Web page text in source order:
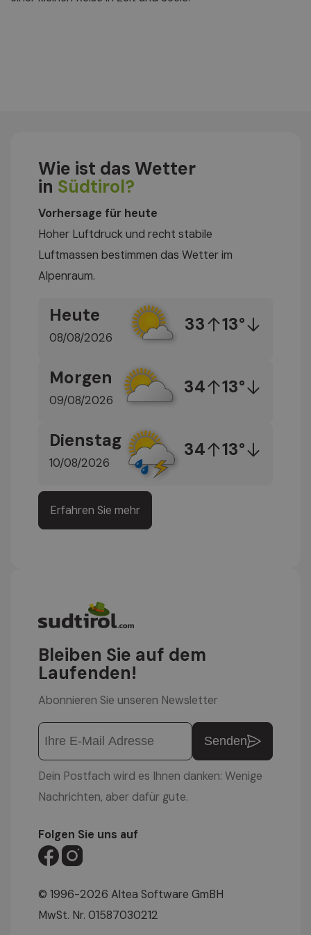
Wie ist das Wetter
in Südtirol?
Vorhersage für heute
Hoher Luftdruck und recht stabile
Luftmassen bestimmen das Wetter im
Alpenraum.
Heute
08/08/2026
33 13°
Morgen
09/08/2026
34 13°
Dienstag
10/08/2026
34 13°
Erfahren Sie mehr
Bleiben Sie auf dem
Laufenden!
Abonnieren Sie unseren Newsletter
Senden
Dein Postfach wird es Ihnen danken: Wenige
Nachrichten, aber dafür gute.
Folgen Sie uns auf
© 1996-2026 Altea Software GmBH
MwSt. Nr. 01587030212